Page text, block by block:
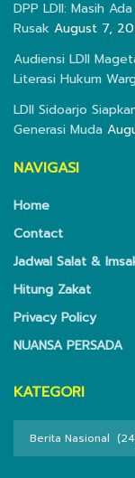
DPP LDII: Masih
Rusak August 7,
Audiensi LDII
Literasi Hukum
LDII Sidoarjo
Generasi Muda
NAVIGASI
Home
Contact
Jadwal Salat &
Hitung Zakat
Privacy Policy
NUANSA PERSADA
KATEGORI